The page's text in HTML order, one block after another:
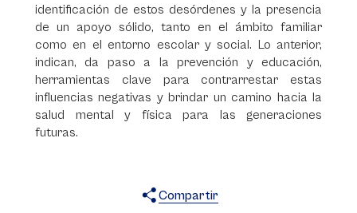
identificación de estos desórdenes y la presencia
de un apoyo sólido, tanto en el ámbito familiar
como en el entorno escolar y social. Lo anterior,
indican, da paso a la prevención y educación,
herramientas clave para contrarrestar estas
influencias negativas y brindar un camino hacia la
salud mental y física para las generaciones
futuras.
Compartir